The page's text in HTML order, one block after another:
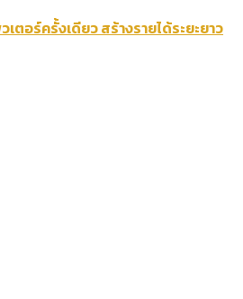
ตอร์ครั้งเดียว สร้างรายได้ระยะยาว